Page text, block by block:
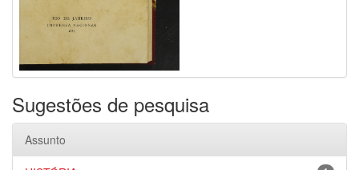
Sugestões de pesquisa
Assunto